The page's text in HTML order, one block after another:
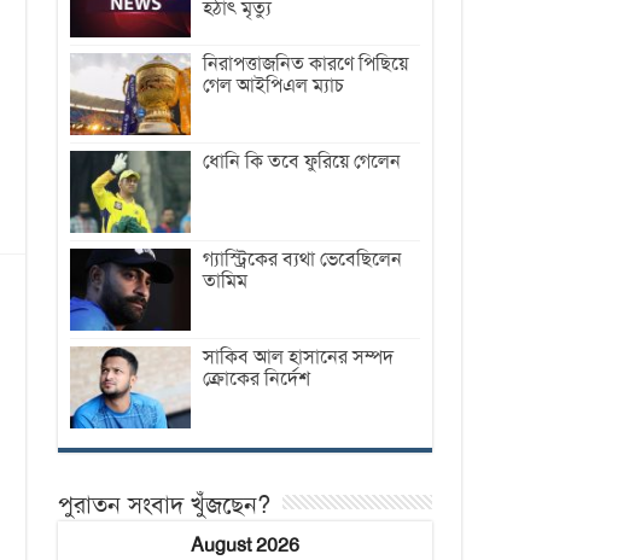
হঠাৎ মৃত্যু
নিরাপত্তাজনিত কারণে পিছিয়ে
গেল আইপিএল ম্যাচ
ধোনি কি তবে ফুরিয়ে গেলেন
গ্যাস্ট্রিকের ব্যথা ভেবেছিলেন
তামিম
সাকিব আল হাসানের সম্পদ
ক্রোকের নির্দেশ
পুরাতন সংবাদ খুঁজছেন?
August 2026